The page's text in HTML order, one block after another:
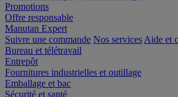
Promotions
Offre responsable
Manutan Expert
Suivre une commande
Bureau et télétravail
Entrepôt
Fournitures industrielles et outillage
Emballage et bac